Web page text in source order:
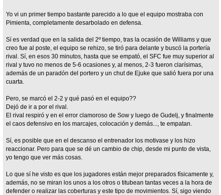
Yo vi un primer tiempo bastante parecido a lo que el equipo mostraba con
Pimienta, completamente desarbolado en defensa.
Sí es verdad que en la salida del 2º tiempo, tras la ocasión de Williams y que
creo fue al poste, el equipo se rehizo, se tiró para delante y buscó la portería
rival. Sí, en esos 30 minutos, hasta que se empató, el SFC fue muy superior al
rival y tuvo no menos de 5-6 ocasiones y, al menos, 2-3 fueron clarísimas,
además de un paradón del portero y un chut de Ejuke que salió fuera por una
cuarta.
Pero, se marcó el 2-2 y qué pasó en el equipo??
Dejó de ir a por el rival.
El rival respiró y en el error clamoroso de Sow y luego de Gudelj, y finalmente
el caos defensivo en los marcajes, colocación y demás..., te empatan.
Sí, es posible que en el descanso el entrenador los motivase y los hizo
reaccionar. Pero para que se dé un cambio de chip, desde mi punto de vista,
yo tengo que ver más cosas.
Lo que sí he visto es que los jugadores están mejor preparados físicamente y,
además, no se miran los unos a los otros o titubean tantas veces a la hora de
defender o realizar las coberturas y este tipo de movimientos. Sí, sigo viendo